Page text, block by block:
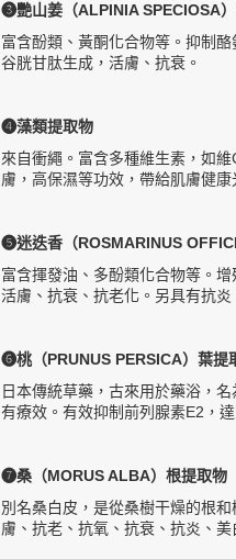
❸艷山姜（ALPINIA SPECIOSA
富含酚類、黃酮化合物等。抑制
谷胱甘肽生成，活膚、抗衰。
❹藻類提取物
來自衝繩。富含多種維生素，如
膚，高保濕等功效，帶給肌膚健康
❺迷迭香（ROSMARINUS
富含揮發油、多酚類化合物等。
活膚、抗衰、抗老化。另具有抗炎
❻桃（PRUNUS PERSICA）葉提
日本傳統草藥，古來用於藥浴，
有療效。有效抑制前列腺素E2，達
❼桑（MORUS ALBA）根提取物
別名桑白皮，是從桑樹干燥的根
膚、抗老、抗氧、抗衰、抗炎、美